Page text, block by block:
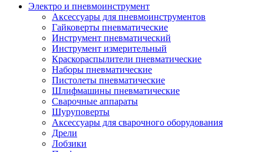
Инструмент ручной
Лопаты
Садово-посадочные инструменты
Садовые ножницы
Садовые пилы и ножи
Секаторы и сучкорезы
Топоры
Баллоны газовые
Мангалы и коптильни
Мебель для сада
Ножницы по металлу
Тележки садовые
Автомобильная техника
Электро и пневмоинструмент
Аксессуары для пневмоинструментов
Гайковерты пневматические
Инструмент пневматический
Инструмент измерительный
Краскораспылители пневматические
Наборы пневматические
Пистолеты пневматические
Шлифмашины пневматические
Сварочные аппараты
Шуруповерты
Аксессуары для сварочного оборудования
Дрели
Лобзики